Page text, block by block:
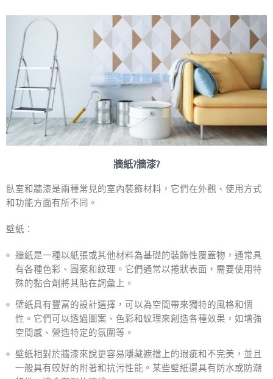
牆紙?牆漆?
臥室和牆漆是兩種常見的室內裝飾材料，它們在外觀、使用方式
和功能方面有所不同。
壁紙：
牆紙是一種以紙張或其他材料為基礎的裝飾性覆蓋物，通常具
有各種色彩、圖案和紋理。它們通常以捲狀表面，需要使用特
殊的黏合劑將其貼在詞彙上。
壁紙具有豐富的設計選擇，可以為空間帶來獨特的風格和個
性。它們可以透過圖案、色彩和紋理來創造各種效果，如增強
空間感、營造特定的氛圍等。
壁紙相對於牆漆來說更容易隱藏遮擋上的瑕疵和不完美，並且
一般具有較好的附著和抗污性能。某些壁紙還具有防水或防潮